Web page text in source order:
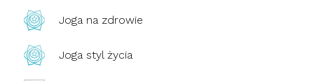
Joga na zdrowie
Joga styl życia